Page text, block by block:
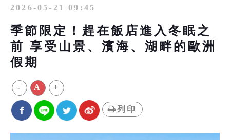
2026-05-21 09:45
季節限定！趕在飯店進入冬眠之
前 享受山景、濱海、湖畔的歐洲
假期
- A +
列印